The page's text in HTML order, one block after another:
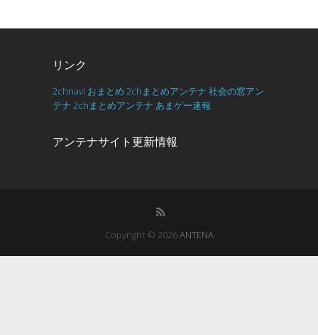
リンク
2chnavi おまとめ 2chまとめアンテナ 社会の窓アン
テナ 2chまとめアンテナ あまゲー速報
アンテナサイト更新情報
Copyright © 2026ANTENA